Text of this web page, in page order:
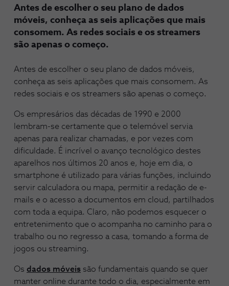
Antes de escolher o seu plano de dados
móveis, conheça as seis aplicações que mais
consomem. As redes sociais e os streamers
são apenas o começo.
Antes de escolher o seu plano de dados móveis,
conheça as seis aplicações que mais consomem. As
redes sociais e os streamers são apenas o começo.
Os empresários das décadas de 1990 e 2000
lembram-se certamente que o telemóvel servia
apenas para realizar chamadas, e por vezes com
dificuldade. É incrível o avanço tecnológico destes
aparelhos nos últimos 20 anos e, hoje em dia, o
smartphone é utilizado para várias funções, incluindo
servir calculadora ou mapa, permitir a redação de e-
mails e o acesso a documentos em cloud, partilhados
com toda a equipa. Claro, não podemos esquecer o
entretenimento que o acompanha no caminho para o
trabalho ou no regresso a casa, tomando a forma de
jogos ou streaming.
Os dados móveis são fundamentais quando se quer
manter online durante todo o dia, especialmente em